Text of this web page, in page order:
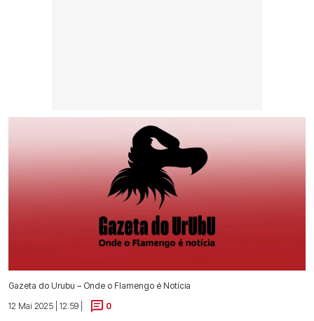
Gazeta do Urubu – Onde o Flamengo é Notícia
12 Mai 2025 | 12:59 |
0